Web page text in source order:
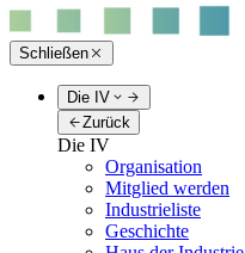
Schließen
Die IV
Zurück
Die IV
Organisation
Mitglied werden
Industrieliste
Geschichte